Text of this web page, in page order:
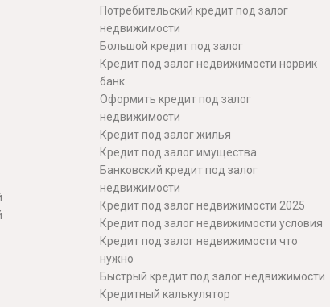
Потребительский кредит под залог
недвижимости
Большой кредит под залог
Кредит под залог недвижимости норвик
банк
Оформить кредит под залог
недвижимости
Кредит под залог жилья
Кредит под залог имущества
Банковский кредит под залог
недвижимости
Кредит под залог недвижимости 2025
Кредит под залог недвижимости условия
Кредит под залог недвижимости что
нужно
Быстрый кредит под залог недвижимости
Кредитный калькулятор